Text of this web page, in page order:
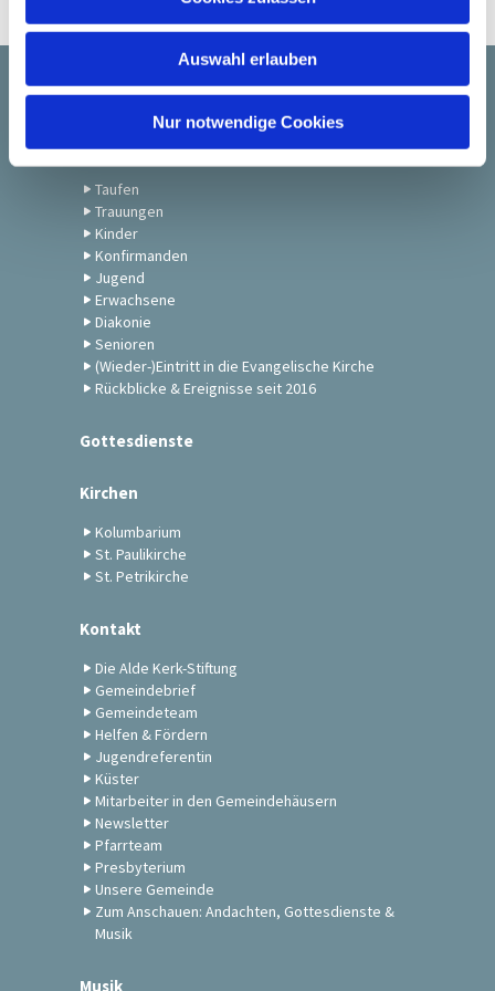
Auswahl erlauben
Nur notwendige Cookies
Startseite
Gemeindeleben
Taufen
Trauungen
Kinder
Konfirmanden
Jugend
Erwachsene
Diakonie
Senioren
(Wieder-)Eintritt in die Evangelische Kirche
Rückblicke & Ereignisse seit 2016
Gottesdienste
Kirchen
Kolumbarium
St. Paulikirche
St. Petrikirche
Kontakt
Die Alde Kerk-Stiftung
Gemeindebrief
Gemeindeteam
Helfen & Fördern
Jugendreferentin
Küster
Mitarbeiter in den Gemeindehäusern
Newsletter
Pfarrteam
Presbyterium
Unsere Gemeinde
Zum Anschauen: Andachten, Gottesdienste &
Musik
Musik